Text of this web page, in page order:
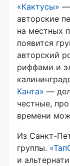
«Кактусы» —
авторские
на местных
появится
авторский
риффами и
Канта» —
честные,
времени
Из Санкт-
группы.
и